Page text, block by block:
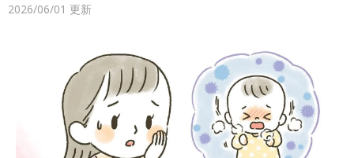
2026/06/01 更新